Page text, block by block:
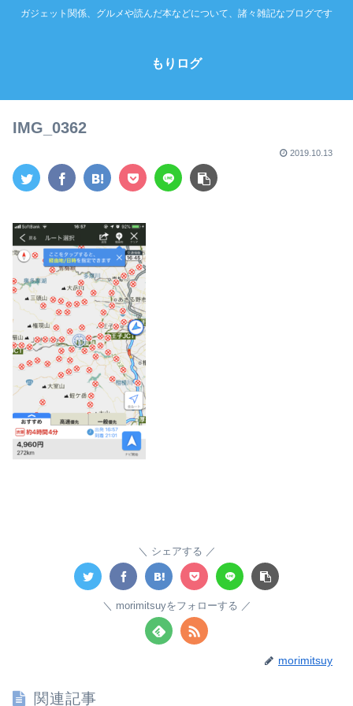
ガジェット関係、グルメや読んだ本などについて、諸々雑記なブログです
もりログ
IMG_0362
2019.10.13
シェアする
morimitsuyをフォローする
morimitsuy
関連記事